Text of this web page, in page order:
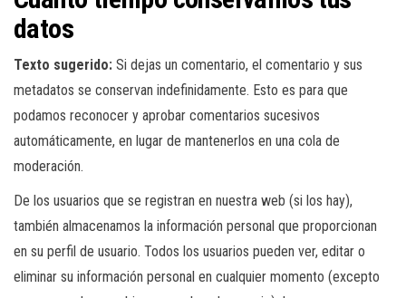
datos
Texto sugerido: Si dejas un comentario, el comentario y sus
metadatos se conservan indefinidamente. Esto es para que
podamos reconocer y aprobar comentarios sucesivos
automáticamente, en lugar de mantenerlos en una cola de
moderación.
De los usuarios que se registran en nuestra web (si los hay),
también almacenamos la información personal que proporcionan
en su perfil de usuario. Todos los usuarios pueden ver, editar o
eliminar su información personal en cualquier momento (excepto